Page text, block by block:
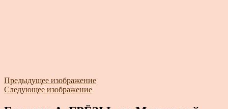
Предыдущее изображение
Следующее изображение